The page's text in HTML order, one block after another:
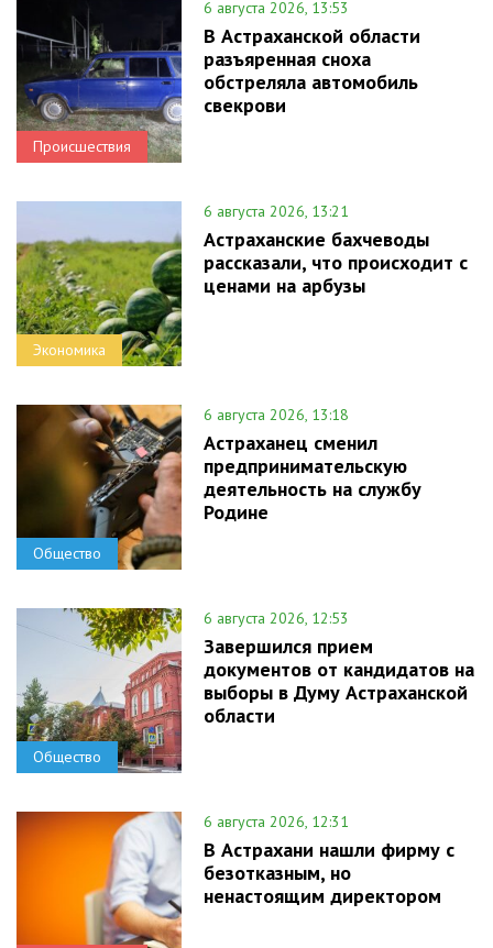
Происшествия
6 августа 2026, 13:53
В Астраханской области
разъяренная сноха
обстреляла автомобиль
свекрови
Экономика
6 августа 2026, 13:21
Астраханские бахчеводы
рассказали, что происходит с
ценами на арбузы
Общество
6 августа 2026, 13:18
Астраханец сменил
предпринимательскую
деятельность на службу
Родине
Общество
6 августа 2026, 12:53
Завершился прием
документов от кандидатов на
выборы в Думу Астраханской
области
6 августа 2026, 12:31
В Астрахани нашли фирму с
безотказным, но
ненастоящим директором